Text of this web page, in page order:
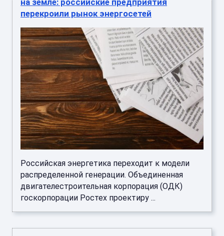
перекроили рынок энергосетей
Российская энергетика переходит к модели
распределенной генерации. Объединенная
двигателестроительная корпорация (ОДК)
госкорпорации Ростех проектиру ...